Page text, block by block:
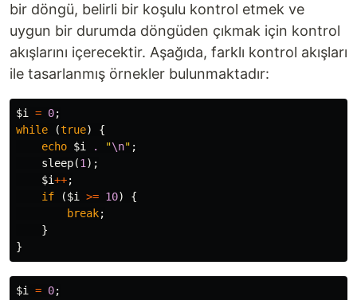
bir döngü, belirli bir koşulu kontrol etmek ve
uygun bir durumda döngüden çıkmak için kontrol
akışlarını içerecektir. Aşağıda, farklı kontrol akışları
ile tasarlanmış örnekler bulunmaktadır:
$i = 0;
while
(true)
{
echo $i . "\n" ;
sleep(1 );
$i++;
if
($i >= 10)
{
break;
}
}
$i = 0;